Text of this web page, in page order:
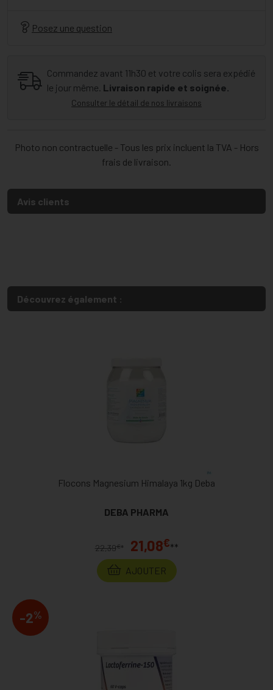
Posez une question
Commandez avant 11h30 et votre colis sera expédié
le jour même. Livraison rapide et soignée.
Consulter le détail de nos livraisons
Photo non contractuelle - Tous les prix incluent la TVA - Hors
frais de livraison.
Avis clients
Découvrez également :
Flocons Magnesium Himalaya 1kg Deba
DEBA PHARMA
22,39€ * 21,08€**
AJOUTER
-2%